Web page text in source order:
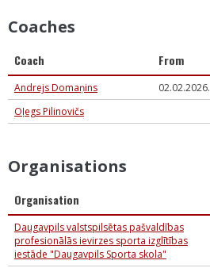
Coaches
Coach From
Andrejs Domaņins
02.02.2026.
Oļegs Pilinovičs
Organisations
Organisation
Daugavpils valstspilsētas pašvaldības
profesionālās ievirzes sporta izglītības
iestāde "Daugavpils Sporta skola"